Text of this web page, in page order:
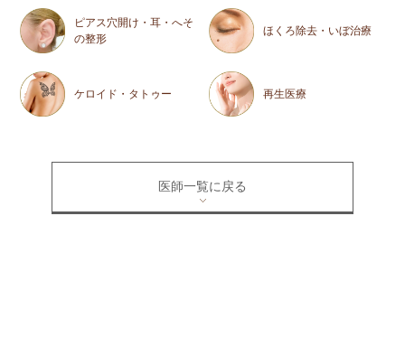
ピアス穴開け・耳・へそ
の整形
ほくろ除去・いぼ治療
ケロイド・タトゥー 再生医療
医師一覧に戻る